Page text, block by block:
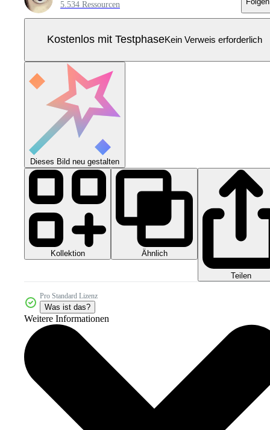
5.534 Ressourcen
Kostenlos mit TestphaseKein Verweis erforderlich
Dieses Bild neu gestalten
Kollektion Ähnlich
Teilen
Pro Standard Lizenz
Was ist das?
Weitere Informationen